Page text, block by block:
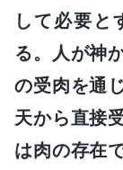
して必要と
る。人が神
の受肉を通
天から直接
は肉の存在